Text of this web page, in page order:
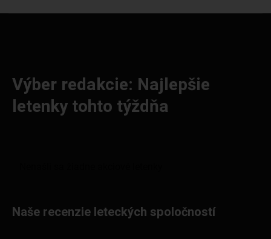
Výber redakcie: Najlepšie
letenky tohto týždňa
Naše recenzie leteckých spoločností